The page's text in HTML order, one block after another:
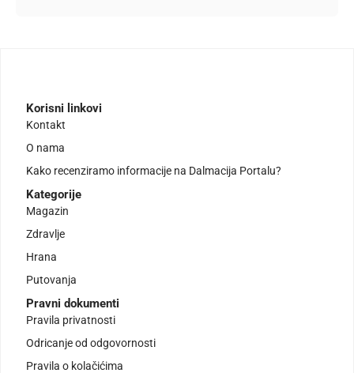
Korisni linkovi
Kontakt
O nama
Kako recenziramo informacije na Dalmacija Portalu?
Kategorije
Magazin
Zdravlje
Hrana
Putovanja
Pravni dokumenti
Pravila privatnosti
Odricanje od odgovornosti
Pravila o kolačićima